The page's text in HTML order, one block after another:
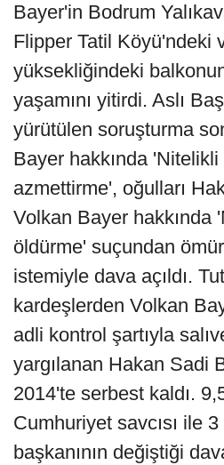
Bayer'in Bodrum
Flipper Tatil Köyü'ndeki
yüksekliğindeki
yaşamını yitirdi. Aslı
yürütülen soruşturma
Bayer hakkında
azmettirme', oğulları
Volkan Bayer hakkında
öldürme' suçundan
istemiyle dava açıldı.
kardeşlerden Volkan
adli kontrol şartıyla
yargılanan Hakan Sadi
2014'te serbest kaldı.
Cumhuriyet savcısı ile
başkanının değiştiği